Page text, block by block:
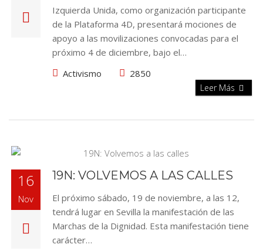
Izquierda Unida, como organización participante
de la Plataforma 4D, presentará mociones de
apoyo a las movilizaciones convocadas para el
próximo 4 de diciembre, bajo el…
Activismo
2850
Leer Más
16
Nov
19N: VOLVEMOS A LAS CALLES
El próximo sábado, 19 de noviembre, a las 12,
tendrá lugar en Sevilla la manifestación de las
Marchas de la Dignidad. Esta manifestación tiene
carácter…